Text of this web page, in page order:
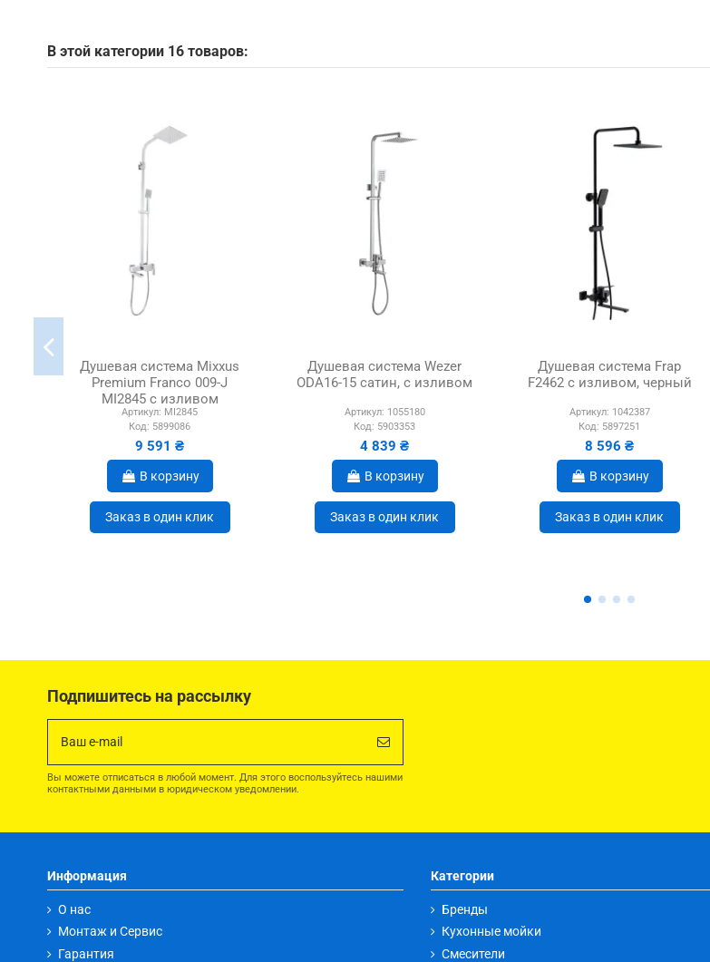
В этой категории 16 товаров:
Душевая система Mixxus
Premium Franco 009-J
MI2845 с изливом
Артикул: MI2845
Код: 5899086
9 591 ₴
В корзину
Заказ в один клик
Душевая система Wezer
ODA16-15 сатин, с изливом
Артикул: 1055180
Код: 5903353
4 839 ₴
В корзину
Заказ в один клик
Душевая система Frap
F2462 с изливом, черный
Артикул: 1042387
Код: 5897251
8 596 ₴
В корзину
Заказ в один клик
Подпишитесь на рассылку
Вы можете отписаться в любой момент. Для этого воспользуйтесь нашими
контактными данными в юридическом уведомлении.
Информация
О нас
Монтаж и Сервис
Гарантия
Категории
Бренды
Кухонные мойки
Смесители